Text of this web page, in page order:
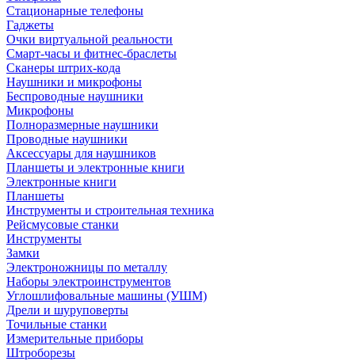
Стационарные телефоны
Гаджеты
Очки виртуальной реальности
Смарт-часы и фитнес-браслеты
Сканеры штрих-кода
Наушники и микрофоны
Беспроводные наушники
Микрофоны
Полноразмерные наушники
Проводные наушники
Аксессуары для наушников
Планшеты и электронные книги
Электронные книги
Планшеты
Инструменты и строительная техника
Рейсмусовые станки
Инструменты
Замки
Электроножницы по металлу
Наборы электроинструментов
Углошлифовальные машины (УШМ)
Дрели и шуруповерты
Точильные станки
Измерительные приборы
Штроборезы